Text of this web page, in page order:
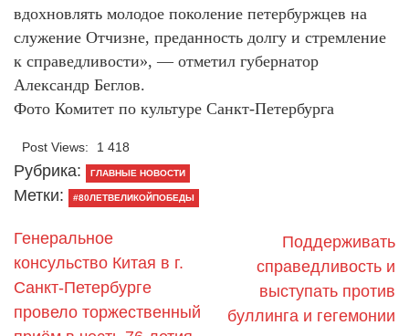
вдохновлять молодое поколение петербуржцев на
служение Отчизне, преданность долгу и стремление
к справедливости», — отметил губернатор
Александр Беглов.
Фото Комитет по культуре Санкт-Петербурга
Post Views: 1 418
Рубрика: ГЛАВНЫЕ НОВОСТИ
Метки: #80ЛЕТВЕЛИКОЙПОБЕДЫ
Генеральное
консульство Китая в г.
Санкт-Петербурге
провело торжественный
Поддерживать
справедливость и
выступать против
буллинга и гегемонии